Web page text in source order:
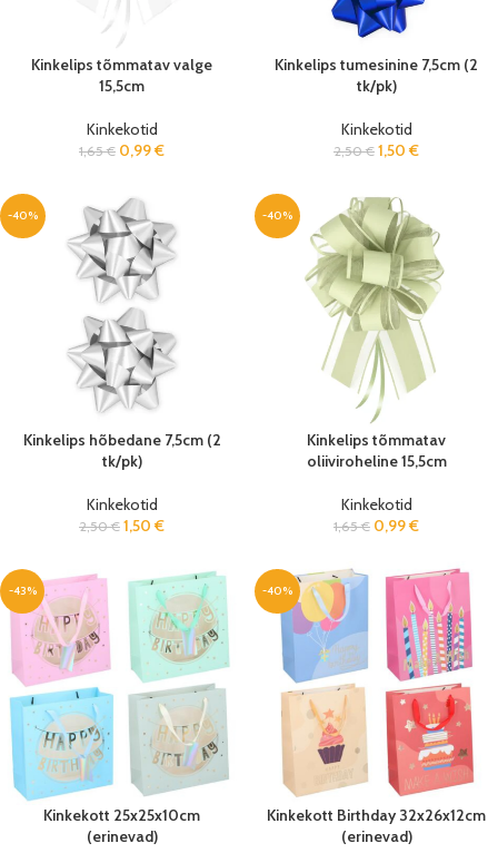
Kinkelips tõmmatav valge
15,5cm
Kinkekotid
1,65€ 0,99€
Kinkelips tumesinine 7,5cm (2
tk/pk)
Kinkekotid
2,50€ 1,50 €
-40%
Kinkelips hõbedane 7,5cm (2
tk/pk)
Kinkekotid
2,50€ 1,50 €
-40%
Kinkelips tõmmatav
oliiviroheline 15,5cm
Kinkekotid
1,65€ 0,99€
-43%
Kinkekott 25x25x10cm
(erinevad)
-40%
Kinkekott Birthday 32x26x12cm
(erinevad)